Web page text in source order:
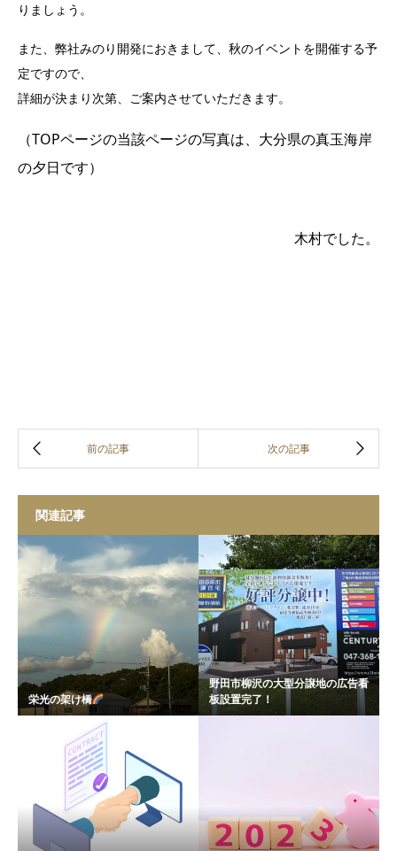
りましょう。
また、弊社みのり開発におきまして、秋のイベントを開催する予
定ですので、
詳細が決まり次第、ご案内させていただきます。
（TOPページの当該ページの写真は、大分県の真玉海岸
の夕日です）
木村でした。
関連記事
栄光の架け橋
野田市柳沢の大型分譲地の広告看
板設置完了！